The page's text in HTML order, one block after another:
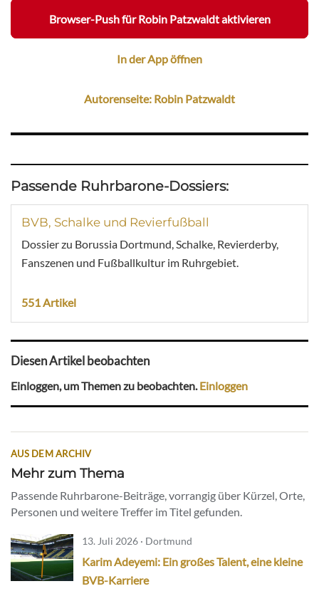
Browser-Push für Robin Patzwaldt aktivieren
In der App öffnen
Autorenseite: Robin Patzwaldt
Passende Ruhrbarone-Dossiers:
BVB, Schalke und Revierfußball
Dossier zu Borussia Dortmund, Schalke, Revierderby,
Fanszenen und Fußballkultur im Ruhrgebiet.
551 Artikel
Diesen Artikel beobachten
Einloggen, um Themen zu beobachten.Einloggen
AUS DEM ARCHIV
Mehr zum Thema
Passende Ruhrbarone-Beiträge, vorrangig über Kürzel, Orte,
Personen und weitere Treffer im Titel gefunden.
13. Juli 2026 · Dortmund
Karim Adeyemi: Ein großes Talent, eine kleine
BVB-Karriere